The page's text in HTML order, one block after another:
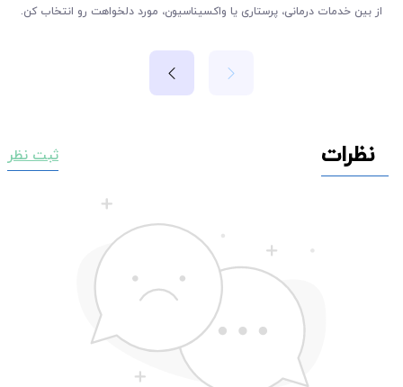
از بین خدمات درمانی، پرستاری یا واکسیناسیون، مورد دلخواهت رو انتخاب کن.
نظرات ثبت نظر